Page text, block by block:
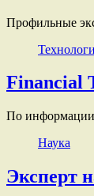
Профильные
Financial
По информации
Наука
Эксперт